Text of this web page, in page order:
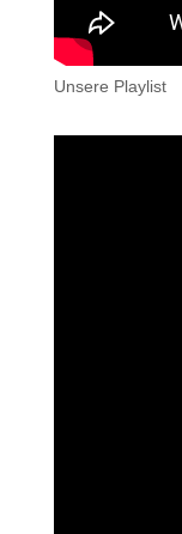
Unsere Playlist